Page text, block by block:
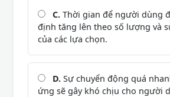
C. Thời gian để người dùng
định tăng lên theo số lượng và
của các lựa chọn.
D. Sự chuyển động quá
ứng sẽ gây khó chịu cho người